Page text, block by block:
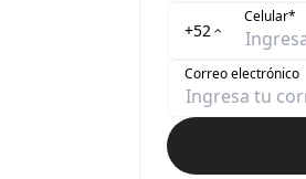
+52
Celular*
Correo electrónico